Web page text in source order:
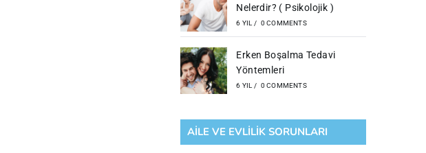
Nelerdir? ( Psikolojik )
6 YIL / 0 COMMENTS
Erken Boşalma Tedavi
Yöntemleri
6 YIL / 0 COMMENTS
AILE VE EVLILIK SORUNLARI